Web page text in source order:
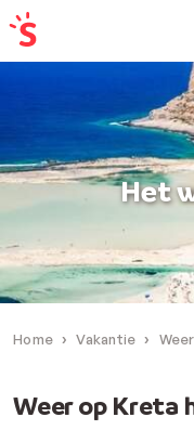
Het
Home Vakantie Weer
Weer op Kreta